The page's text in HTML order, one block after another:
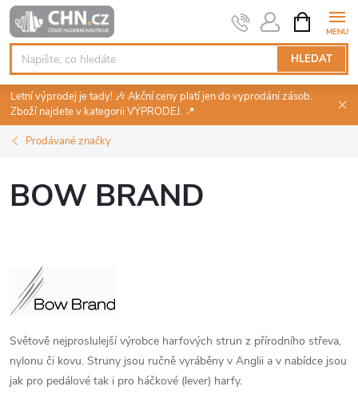
Přejít
na
obsah
HLEDAT
NÁKUPNÍ
KOŠÍK
Letní výprodej je tady! 🎶 Akční ceny platí jen do vyprodání zásob.
Zboží najdete v kategorii VÝPRODEJ. 📍
Prodávané značky
BOW BRAND
Světově nejproslulejší výrobce harfových strun z přírodního střeva,
nylonu či kovu. Struny jsou ručně vyráběny v Anglii a v nabídce jsou
jak pro pedálové tak i pro háčkové (lever) harfy.